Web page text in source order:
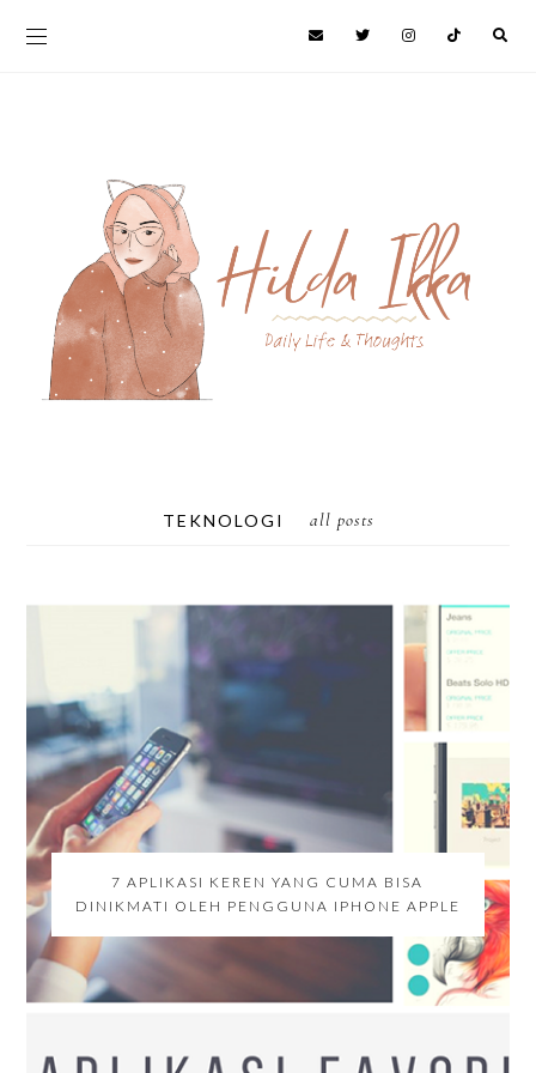
TEKNOLOGI all posts
7 APLIKASI KEREN YANG CUMA BISA
DINIKMATI OLEH PENGGUNA IPHONE APPLE